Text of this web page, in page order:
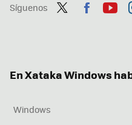
Síguenos
En Xataka Windows
Windows